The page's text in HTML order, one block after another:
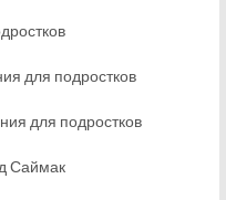
для подростков
для подростков
Саймак